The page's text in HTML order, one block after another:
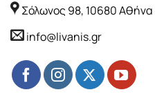
Σόλωνος 98, 10680 Αθήνα
info@livanis.gr